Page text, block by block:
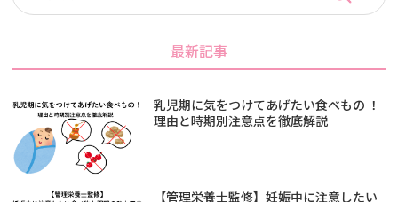
最新記事
乳児期に気をつけてあげたい食べもの ！
理由と時期別注意点を徹底解説
【管理栄養士監修】妊娠中に注意したい